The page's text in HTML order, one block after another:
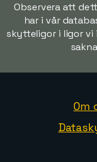
Observera att
har i vår
skytteligor i ligor vi
Om